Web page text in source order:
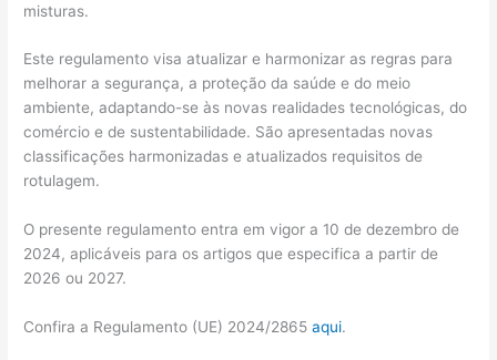
misturas.
Este regulamento visa atualizar e harmonizar as regras para
melhorar a segurança, a proteção da saúde e do meio
ambiente, adaptando-se às novas realidades tecnológicas, do
comércio e de sustentabilidade. São apresentadas novas
classificações harmonizadas e atualizados requisitos de
rotulagem.
O presente regulamento entra em vigor a 10 de dezembro de
2024, aplicáveis para os artigos que especifica a partir de
2026 ou 2027.
Confira a Regulamento (UE) 2024/2865aqui.